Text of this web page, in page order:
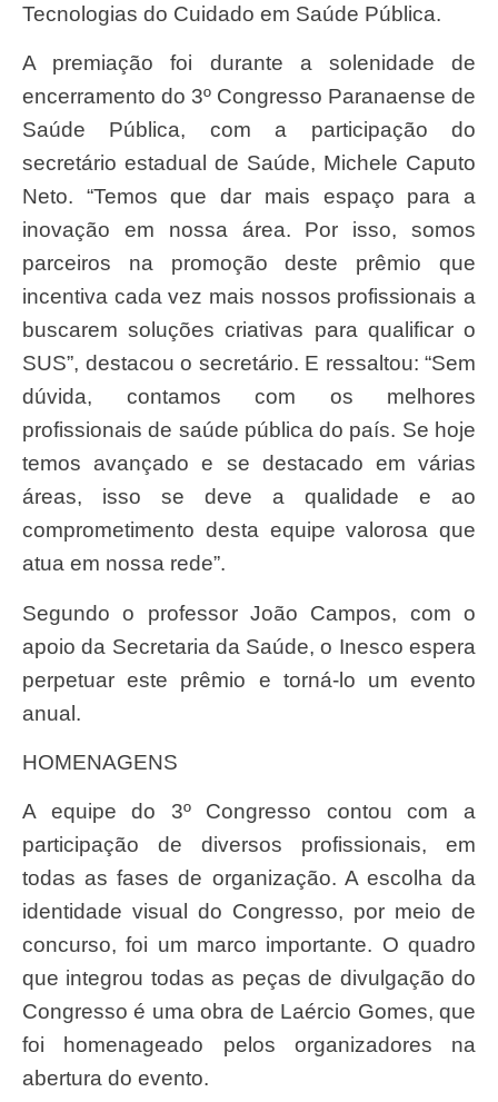
Tecnologias do Cuidado em Saúde Pública.
A premiação foi durante a solenidade de
encerramento do 3º Congresso Paranaense de
Saúde Pública, com a participação do
secretário estadual de Saúde, Michele Caputo
Neto. “Temos que dar mais espaço para a
inovação em nossa área. Por isso, somos
parceiros na promoção deste prêmio que
incentiva cada vez mais nossos profissionais a
buscarem soluções criativas para qualificar o
SUS”, destacou o secretário. E ressaltou: “Sem
dúvida, contamos com os melhores
profissionais de saúde pública do país. Se hoje
temos avançado e se destacado em várias
áreas, isso se deve a qualidade e ao
comprometimento desta equipe valorosa que
atua em nossa rede”.
Segundo o professor João Campos, com o
apoio da Secretaria da Saúde, o Inesco espera
perpetuar este prêmio e torná-lo um evento
anual.
HOMENAGENS
A equipe do 3º Congresso contou com a
participação de diversos profissionais, em
todas as fases de organização. A escolha da
identidade visual do Congresso, por meio de
concurso, foi um marco importante. O quadro
que integrou todas as peças de divulgação do
Congresso é uma obra de Laércio Gomes, que
foi homenageado pelos organizadores na
abertura do evento.